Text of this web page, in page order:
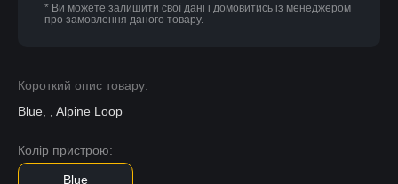
Короткий опис товару:
Blue, , Alpine Loop
Колір пристрою:
Blue
* Ви можете залишити свої дані і домовитись із менеджером
про замовлення даного товару.